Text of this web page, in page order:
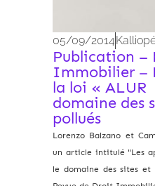
05/09/2014
Publication –
Immobilier –
la loi « ALUR
domaine des
pollués
Lorenzo Balzano et
un article intitulé "Les
le domaine des sites et